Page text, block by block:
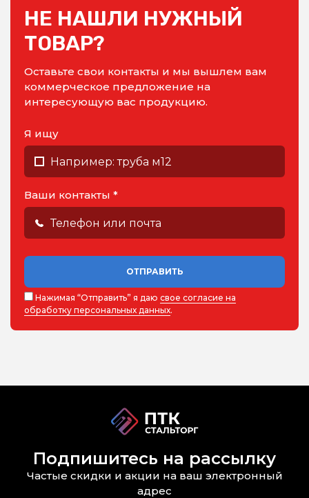
НЕ НАШЛИ НУЖНЫЙ
ТОВАР?
Оставьте свои контакты и мы вышлем вам
коммерческое предложение на
интересующую вас продукцию.
Я ищу
Ваши контакты *
ОТПРАВИТЬ
Нажимая “Отправить” я даю свое согласие на
обработку персональных данных.
Подпишитесь на рассылку
Частые скидки и акции на ваш электронный
адрес